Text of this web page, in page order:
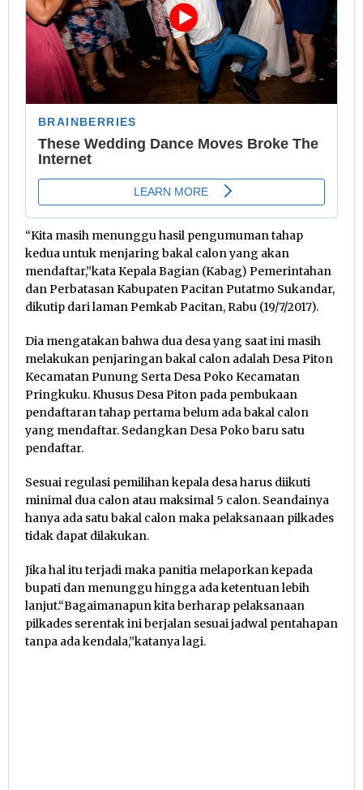
“Kita masih menunggu hasil pengumuman tahap
kedua untuk menjaring bakal calon yang akan
mendaftar,”kata Kepala Bagian (Kabag) Pemerintahan
dan Perbatasan Kabupaten Pacitan Putatmo Sukandar,
dikutip dari laman Pemkab Pacitan, Rabu (19/7/2017).
Dia mengatakan bahwa dua desa yang saat ini masih
melakukan penjaringan bakal calon adalah Desa Piton
Kecamatan Punung Serta Desa Poko Kecamatan
Pringkuku. Khusus Desa Piton pada pembukaan
pendaftaran tahap pertama belum ada bakal calon
yang mendaftar. Sedangkan Desa Poko baru satu
pendaftar.
Sesuai regulasi pemilihan kepala desa harus diikuti
minimal dua calon atau maksimal 5 calon. Seandainya
hanya ada satu bakal calon maka pelaksanaan pilkades
tidak dapat dilakukan.
Jika hal itu terjadi maka panitia melaporkan kepada
bupati dan menunggu hingga ada ketentuan lebih
lanjut.“Bagaimanapun kita berharap pelaksanaan
pilkades serentak ini berjalan sesuai jadwal pentahapan
tanpa ada kendala,”katanya lagi.